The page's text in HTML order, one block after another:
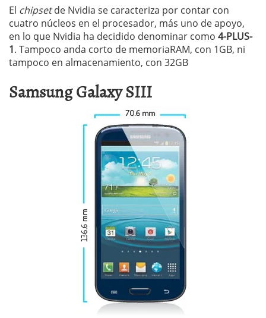
El chipsetde Nvidia se caracteriza por contar con
cuatro núcleos en el procesador, más uno de apoyo,
en lo que Nvidia ha decidido denominar como 4-PLUS-
1. Tampoco anda corto de memoriaRAM, con 1GB, ni
tampoco en almacenamiento, con 32GB
Samsung Galaxy SIII